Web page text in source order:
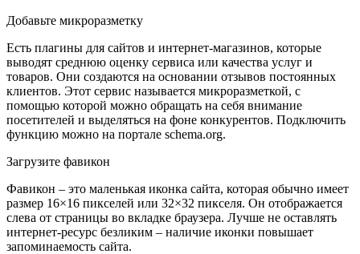
Добавьте микроразметку
Есть плагины для сайтов и интернет-магазинов, которые
выводят среднюю оценку сервиса или качества услуг и
товаров. Они создаются на основании отзывов постоянных
клиентов. Этот сервис называется микроразметкой, с
помощью которой можно обращать на себя внимание
посетителей и выделяться на фоне конкурентов. Подключить
функцию можно на портале schema.org.
Загрузите фавикон
Фавикон – это маленькая иконка сайта, которая обычно имеет
размер 16×16 пикселей или 32×32 пикселя. Он отображается
слева от страницы во вкладке браузера. Лучше не оставлять
интернет-ресурс безликим – наличие иконки повышает
запоминаемость сайта.